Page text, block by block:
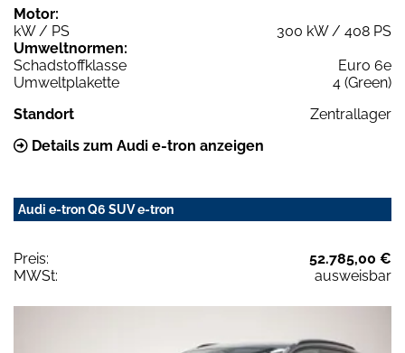
Motor:
kW / PS
300 kW / 408 PS
Umweltnormen:
Schadstoffklasse
Euro 6e
Umweltplakette
4 (Green)
Standort
Zentrallager
Details zum Audi e-tron anzeigen
Audi e-tron Q6 SUV e-tron
Preis:
52.785,00 €
MWSt:
ausweisbar